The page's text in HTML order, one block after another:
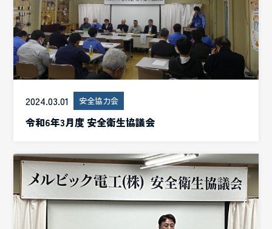
2024.03.01 安全協力会
令和6年3月度 安全衛生協議会